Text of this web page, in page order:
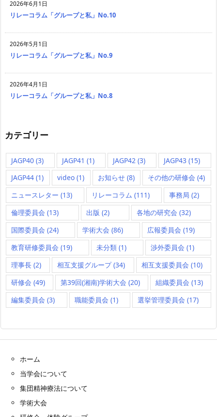
2026年6月1日
リレーコラム「グループと私」No.10
2026年5月1日
リレーコラム「グループと私」No.9
2026年4月1日
リレーコラム「グループと私」No.8
カテゴリー
JAGP40 (3) JAGP41 (1) JAGP42 (3) JAGP43 (15)
JAGP44 (1) video(1) お知らせ(8) その他の研修会 (4)
ニュースレター (13) リレーコラム (111) 事務局 (2)
倫理委員会 (13) 出版 (2) 各地の研究会 (32)
国際委員会 (24) 学術大会 (86) 広報委員会 (19)
教育研修委員会 (19) 未分類 (1) 渉外委員会 (1)
理事長 (2) 相互支援グループ(34) 相互支援委員会 (10)
研修会 (49) 第39回(湘南)学術大会 (20) 組織委員会 (13)
編集委員会 (3) 職能委員会 (1) 選挙管理委員会 (17)
ホーム
当学会について
集団精神療法について
学術大会